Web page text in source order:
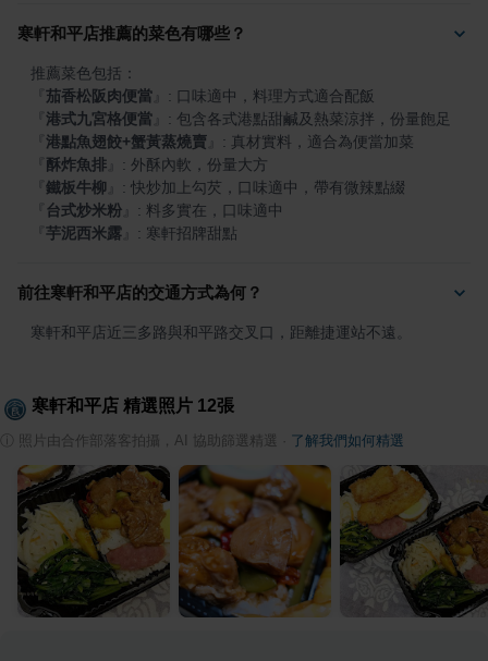
寒軒和平店推薦的菜色有哪些？
茄香松阪肉便當
港式九宮格便當
港點魚翅餃+蟹黃蒸燒賣
酥炸魚排
鐵板牛柳
台式炒米粉
芋泥西米露 : 寒軒招牌甜點
前往寒軒和平店的交通方式為何？
寒軒和平店近三多路與和平路交叉口，距離捷運站不遠。
寒軒和平店 精選照片 12張
照片由合作部落客拍攝，AI 協助篩選精選 了解我們如何精選